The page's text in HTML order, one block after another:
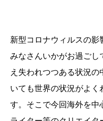
新型コロナウィルスの影
みなさんいかがお過ごし
え失われつつある状況
いても世界の状況がよく
す。そこで今回海外を